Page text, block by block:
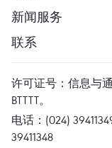
新闻服务
联系
许可证号：信息与
BTTTT。
电话：(024)
39411348